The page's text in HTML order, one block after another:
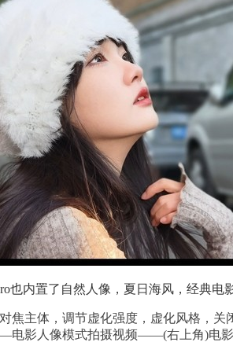
也内置了自然人像，夏日海风，经典
焦主体，调节虚化强度，虚化风格，
影人像模式拍摄视频——(右上角)电